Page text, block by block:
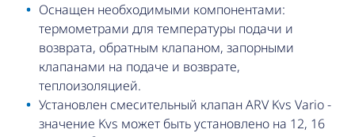
Оснащен необходимыми компонентами:
термометрами для температуры подачи и
возврата, обратным клапаном, запорными
клапанами на подаче и возврате,
теплоизоляцией.
Установлен смесительный клапан ARV Kvs Vario -
значение Kvs может быть установлено на 12, 16